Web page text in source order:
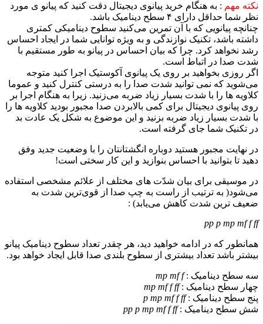
نکته مهم :‌ به هنگام خرید پیانوی دیجیتال دقت کنید که پیانو ی مورد
نظر شما حداقل دارای ۴ سطح دینامیک باشد.
چنانچه پیانویی که با آن تمرین می‌کنید سطوح دینامیکی کمتری
داشته باشد، تکنیک نوازندگی و به ویژه توانایی شما در ایجاد احساس
رشد نخواهد کرد. چرا که بیان احساس در پیانو به طور مستقیم با
شدت صدا در اتباط است.
اگر روزی بخواهید بر روی یک پیانوی آکوستیک اجرا کنید متوجه
می‌شوید که نمی توانید شدت صدا را به درستی کنترل کنید و عموما
کلاویه ها را با شدت بسیار زیاد ضربه می‌زنید. زیرا به هنگام اجرا بر
روی پیانوی دیجیتال برای کمی بالابردن صدا مجبور بودید کلاویه ها را
با شدت بسیار زیاد ضربه بزنید و این موضوع به شکل یک عادت بد
در تکنیک شما جای گرفته است.
در نهایت مجبور هستید دوباره انگشتانتان را با وضعیت جدید وفق
دهید تا بتوانید با احساس بنوازید و این کار سختی است!
در موسیقی برای بیان شدّت های مختلف از علائم مشخصی استفاده
می‌شود( به ترتیب از راست به چپ صدا از قوی‌ترین شدت به
ضعیف ترین شدت کاهش می‌یابد) :
pp p mp mf f ff
همانطور که در ادامه خواهید دید، هر چقدر تعداد سطوح دینامیک پیانو
بیشتر باشد تعداد بیشتری از سطوح بلندی صدا قابل ایجاد خواهد بود.
سه سطح دینامیک :‌mp mf f
چهار سطح دینامیک :‌mp mf f ff
پنج سطح دینامیک :‌p mp mf f ff
شش سطح دینامیک :‌pp p mp mf f ff